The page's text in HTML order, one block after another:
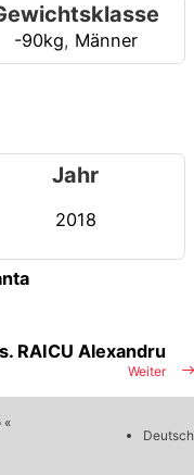
-90kg, Männer
Jahr
2018
Weiter
RAICU Alexandru
«
Deutsch